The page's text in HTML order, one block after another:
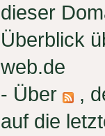
dieser
Überblick
web.de
- Über
,
auf die